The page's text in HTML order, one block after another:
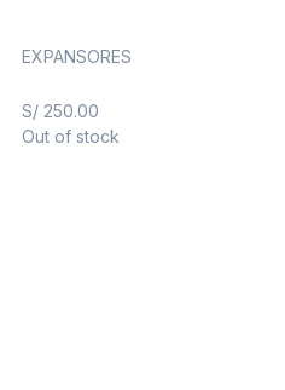
EXPANSORES
S/ 250.00
Out of stock